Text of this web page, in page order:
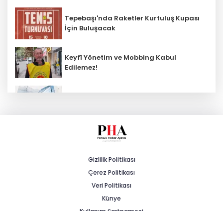
Tepebaşı'nda Raketler Kurtuluş Kupası
İçin Buluşacak
Keyfî Yönetim ve Mobbing Kabul
Edilemez!
Büyükşehir Kırsalda Sathi Kaplama
Gürer: “Tarımda Çalışan Nüfus Yüzde
10,7’den Yüzde 5,23’e Geriledi”
Gizlilik Politikası
Çerez Politikası
Veri Politikası
Künye